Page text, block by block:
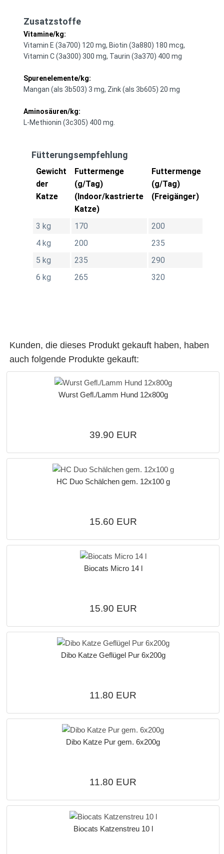
Zusatzstoffe
Vitamine/kg:
Vitamin E (3a700) 120 mg, Biotin (3a880) 180 mcg,
Vitamin C (3a300) 300 mg, Taurin (3a370) 400 mg
Spurenelemente/kg:
Mangan (als 3b503) 3 mg, Zink (als 3b605) 20 mg
Aminosäuren/kg:
L-Methionin (3c305) 400 mg.
Fütterungsempfehlung
Gewicht
der
Katze
Futtermenge
(g/Tag)
(Indoor/kastrierte
Katze)
Futtermenge
(g/Tag)
(Freigänger)
3 kg 170
200
4 kg
200
235
5 kg
235
290
6 kg
265 320
Kunden, die dieses Produkt gekauft haben, haben
auch folgende Produkte gekauft:
Wurst Gefl./Lamm Hund 12x800g
39.90 EUR
HC Duo Schälchen gem. 12x100 g
15.60 EUR
Biocats Micro 14 l
15.90 EUR
Dibo Katze Geflügel Pur 6x200g
11.80 EUR
Dibo Katze Pur gem. 6x200g
11.80 EUR
Biocats Katzenstreu 10 l